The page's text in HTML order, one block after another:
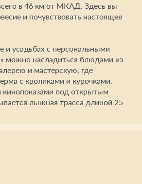
в 46 км от МКАД. Здесь вы
и почувствовать настоящее
и усадьбах с персональными
можно насладиться блюдами из
и мастерскую, где
с кроликами и курочками.
кинопоказами под открытым
лыжная трасса длиной 25